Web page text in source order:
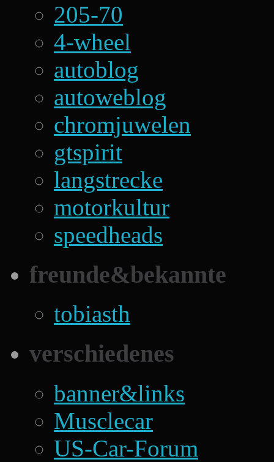
205-70
4-wheel
autoblog
autoweblog
chromjuwelen
gtspirit
langstrecke
motorkultur
speedheads
freunde&bekannte
tobiasth
verschiedenes
banner&links
Musclecar
US-Car-Forum